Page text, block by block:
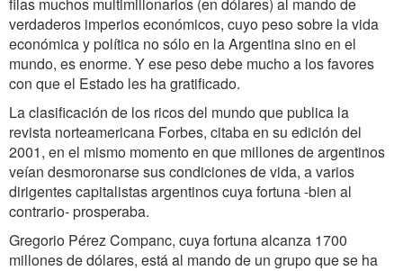
verdaderos imperios económicos, cuyo peso sobre la vida
económica y política no sólo en la Argentina sino en el
mundo, es enorme. Y ese peso debe mucho a los favores
con que el Estado les ha gratificado.
La clasificación de los ricos del mundo que publica la
revista norteamericana Forbes, citaba en su edición del
2001, en el mismo momento en que millones de argentinos
veían desmoronarse sus condiciones de vida, a varios
dirigentes capitalistas argentinos cuya fortuna -bien al
contrario- prosperaba.
Gregorio Pérez Companc, cuya fortuna alcanza 1700
millones de dólares, está al mando de un grupo que se ha